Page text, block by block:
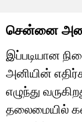
சென்னை
இப்படியான
அனியின்
எழுந்து
தலைமையில்